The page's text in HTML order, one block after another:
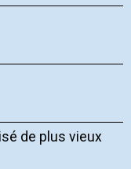
de plus vieux